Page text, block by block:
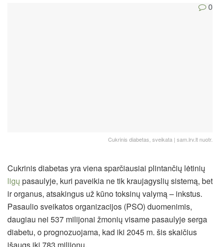
0
Cukrinis diabetas, sveikata | sam.lrv.lt nuotr.
Cukrinis diabetas yra viena sparčiausiai plintančių lėtinių
ligų pasaulyje, kuri paveikia ne tik kraujagyslių sistemą, bet
ir organus, atsakingus už kūno toksinų valymą – inkstus.
Pasaulio sveikatos organizacijos (PSO) duomenimis,
daugiau nei 537 milijonai žmonių visame pasaulyje serga
diabetu, o prognozuojama, kad iki 2045 m. šis skaičius
išaugs iki 783 milijonų.